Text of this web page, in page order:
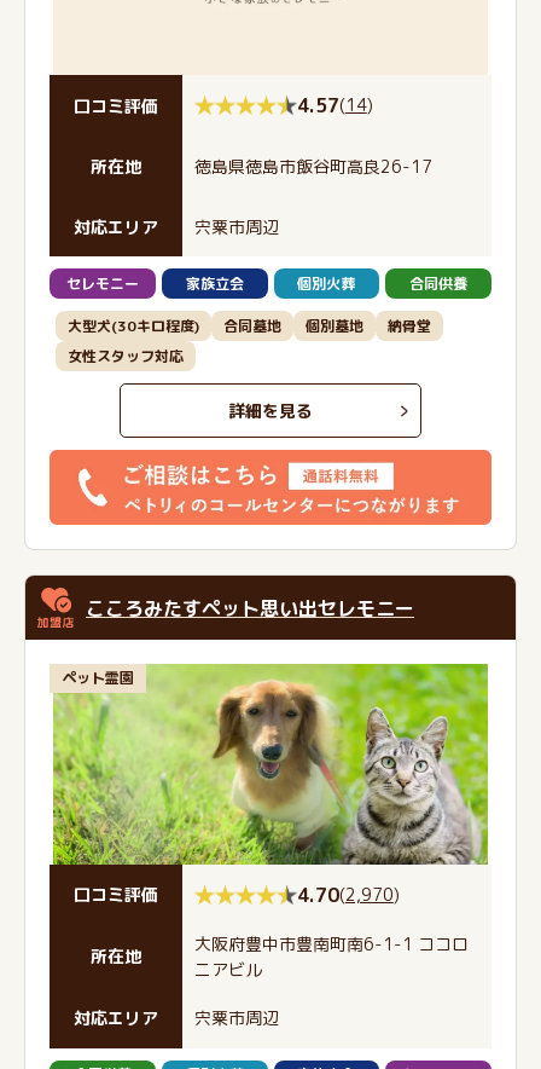
口コミ評価 4.57(14)
所在地 徳島県徳島市飯谷町高良26-17
対応エリア 宍粟市周辺
セレモニー 家族立会 個別火葬 合同供養
大型犬(30キロ程度) 合同墓地 個別墓地
納骨堂
女性スタッフ対応
詳細を見る
こころみたすペット思い出セレモニー
ペット霊園
口コミ評価 4.70(2,970)
所在地
大阪府豊中市豊南町南6-1-1 ココロ
ニアビル
対応エリア 宍粟市周辺